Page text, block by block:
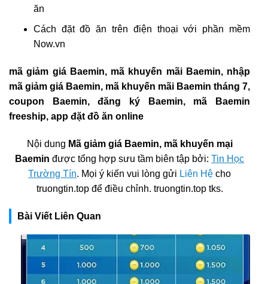
ăn
Cách đặt đồ ăn trên điện thoại với phần mềm
Now.vn
mã giảm giá Baemin, mã khuyến mãi Baemin, nhập
mã giảm giá Baemin, mã khuyến mãi Baemin tháng 7,
coupon Baemin, đăng ký Baemin, mã Baemin
freeship, app đặt đồ ăn online
Nội dung Mã giảm giá Baemin, mã khuyến mại
Baemin được tổng hợp sưu tầm biên tập bởi: Tin Học
Trường Tín. Mọi ý kiến vui lòng gửi Liên Hệ cho
truongtin.top để điều chỉnh. truongtin.top tks.
Bài Viết Liên Quan